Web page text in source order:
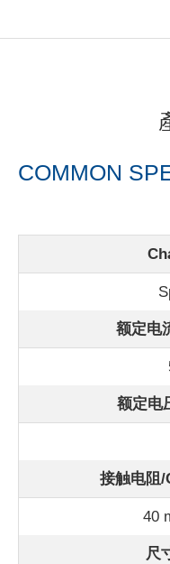
COMMON
额定电
额定电
接触电阻
40
尺